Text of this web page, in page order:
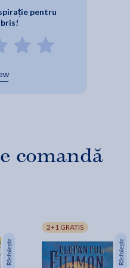
pentru
comandă
2+1 GRATIS